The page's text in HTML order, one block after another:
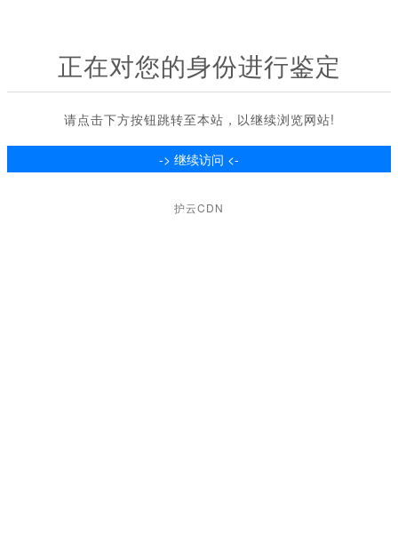
正在对您的身份进行鉴定
请点击下方按钮跳转至本站，以继续浏览网站!
护云CDN